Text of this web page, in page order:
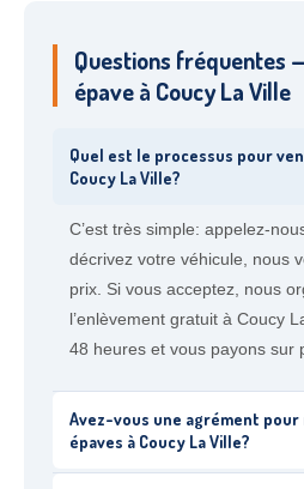
Questions fréquentes
épave à Coucy La Ville
Quel est le processus pour
Coucy La Ville?
C’est très simple: appelez-
décrivez votre véhicule, nous
prix. Si vous acceptez, nous
l’enlèvement gratuit à Coucy
48 heures et vous payons sur
Avez-vous une agrément
épaves à Coucy La Ville?